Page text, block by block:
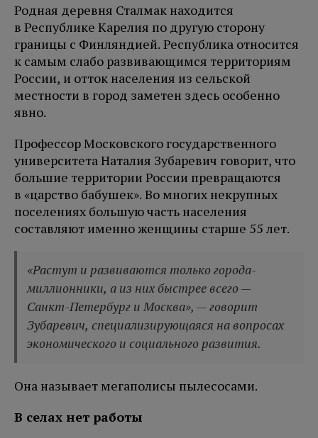
Родная деревня Сталмак находится
в Республике Карелия по другую сторону
границы с Финляндией. Республика относится
к самым слабо развивающимся территориям
России, и отток населения из сельской
местности в город заметен здесь особенно
явно.
Профессор Московского государственного
университета Наталия Зубаревич говорит, что
большие территории России превращаются
в «царство бабушек». Во многих некрупных
поселениях большую часть населения
составляют именно женщины старше 55 лет.
«Растут и развиваются только города-
миллионники, а из них быстрее всего —
Санкт-Петербург и Москва», — говорит
Зубаревич, специализирующаяся на вопросах
экономического и социального развития.
Она называет мегаполисы пылесосами.
В селах нет работы